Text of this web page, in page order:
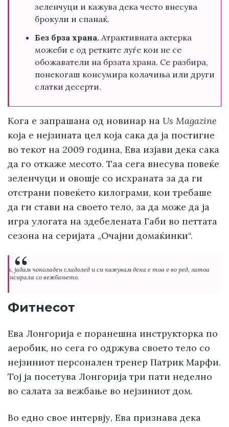
зеленчуци и кажува дека често внесува
брокули и спанаќ.
Без брза храна. Атрактивната актерка
можеби е од ретките луѓе кои не се
обожаватели на брзата храна. Се разбира,
понекогаш консумира колачиња или други
слатки десерти.
Кога е запрашана од новинар на Us Magazine
која е нејзината цел која сака да ја постигне
во текот на 2009 година, Ева изјави дека сака
да го откаже месото. Таа сега внесува повеќе
зеленчуци и овошје со исхраната за да ги
отстрани повеќето килограми, кои требаше
да ги стави на своето тело, за да може да ја
игра улогата на здебелената Габи во петтата
сезона на серијата „Очајни домаќинки“.
“
јадам чоколаден сладолед и си кажувам дека е тоа е во ред, затоа
со вежбањето.
Фитнесот
Ева Лонгорија е поранешна инструкторка по
аеробик, но сега го одржува своето тело со
нејзиниот персонален тренер Патрик Марфи.
Тој ја посетува Лонгорија три пати неделно
во салата за вежбање во нејзиниот дом.
Во едно свое интервју, Ева признава дека